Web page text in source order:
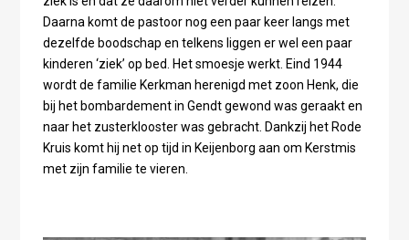
Daarna komt de pastoor nog een paar keer langs met
dezelfde boodschap en telkens liggen er wel een paar
kinderen ‘ziek’ op bed. Het smoesje werkt. Eind 1944
wordt de familie Kerkman herenigd met zoon Henk, die
bij het bombardement in Gendt gewond was geraakt en
naar het zusterklooster was gebracht. Dankzij het Rode
Kruis komt hij net op tijd in Keijenborg aan om Kerstmis
met zijn familie te vieren.